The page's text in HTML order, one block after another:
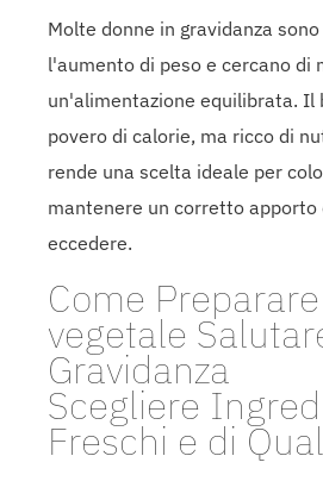
Molte donne in gravidanza
l'aumento di peso e cercano di
un'alimentazione equilibrata. Il
povero di calorie, ma ricco di
rende una scelta ideale per
mantenere un corretto apporto
eccedere.
Come
vegetale
Gravidanza
Scegliere
Freschi e di